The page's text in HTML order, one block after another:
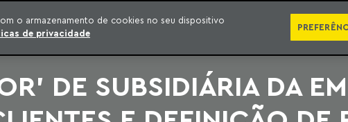
SÉRIES PUBLICAÇÕES EBOOKS
DE SUBSIDIÁRIA DA
o armazenamento de cookies no seu dispositivo
de privacidade